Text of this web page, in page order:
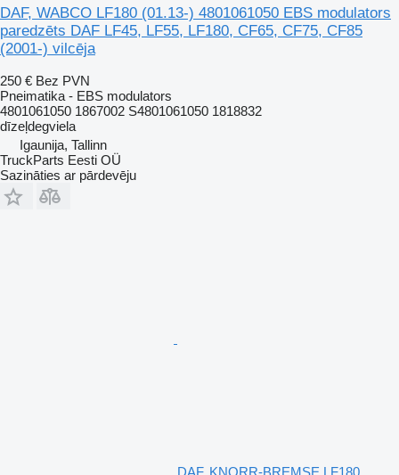
DAF, WABCO LF180 (01.13-) 4801061050 EBS modulators
paredzēts DAF LF45, LF55, LF180, CF65, CF75, CF85
(2001-) vilcēja
250 € Bez PVN
Pneimatika - EBS modulators
4801061050 1867002 S4801061050 1818832
dīzeļdegviela
Igaunija, Tallinn
TruckParts Eesti OÜ
Sazināties ar pārdevēju
DAF, KNORR-BREMSE LF180